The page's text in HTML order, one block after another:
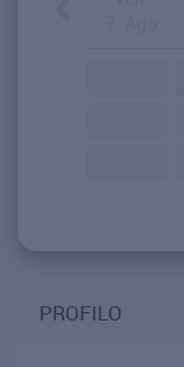
PROFILO